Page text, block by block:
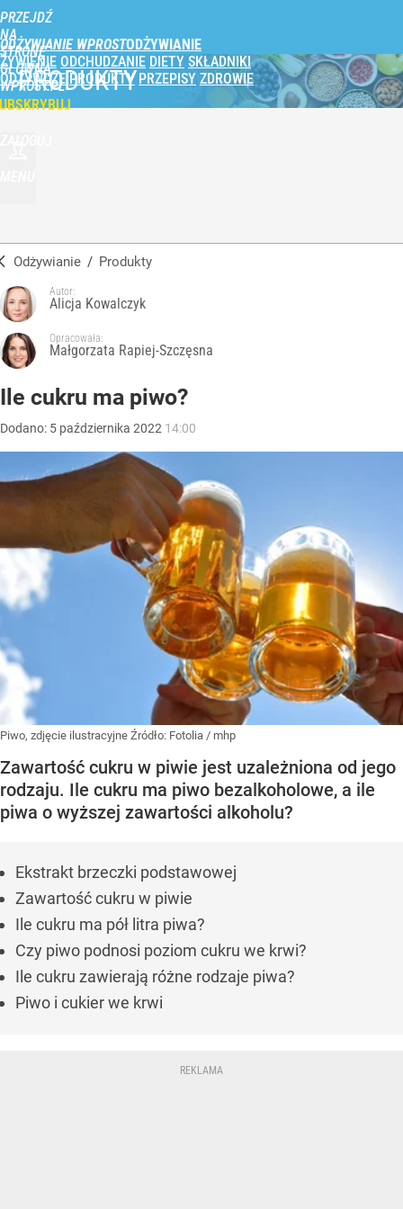
PRZEJDŹ
NA
STRONĘ
GŁÓWNĄ
WPROST.PL
ODŻYWIANIE WPROST
ŻYWIENIE ODCHUDZANIE DIETY SKŁADNIKI
ODŻYWCZE PRODUKTY PRZEPISY ZDROWIE
PRODUKTY
Odżywianie / Produkty
Autor:
Alicja Kowalczyk
Opracowała:
Małgorzata Rapiej-Szczęsna
Ile cukru ma piwo?
Dodano: 5 października 2022 14:00
Piwo, zdjęcie ilustracyjne Źródło: Fotolia / mhp
Zawartość cukru w piwie jest uzależniona od jego
rodzaju. Ile cukru ma piwo bezalkoholowe, a ile
piwa o wyższej zawartości alkoholu?
Ekstrakt brzeczki podstawowej
Zawartość cukru w piwie
Ile cukru ma pół litra piwa?
Czy piwo podnosi poziom cukru we krwi?
Ile cukru zawierają różne rodzaje piwa?
Piwo i cukier we krwi